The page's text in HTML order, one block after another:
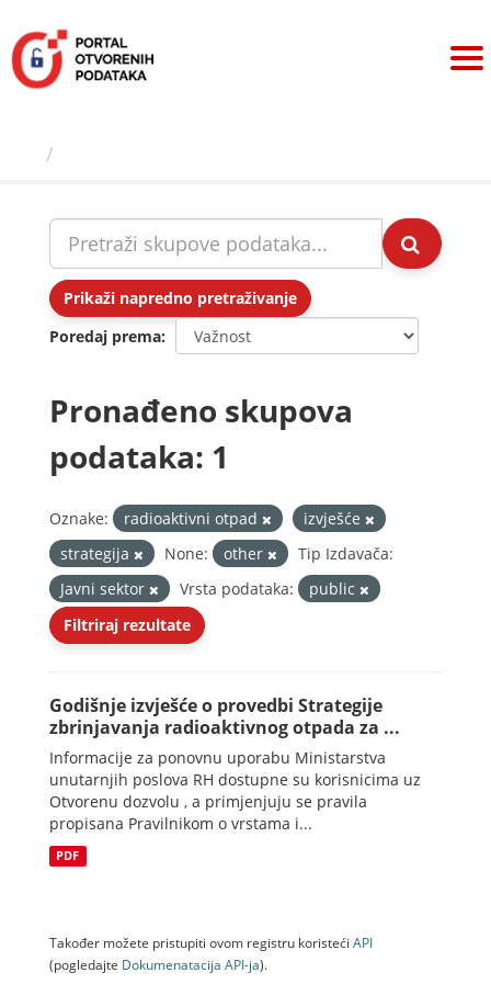
sadržaj
Prikaži napredno pretraživanje
Poredaj prema
Pronađeno skupova
podataka: 1
Oznake: radioaktivni otpad
izvješće
strategija
None: other
Tip Izdavača:
Javni sektor
Vrsta podataka:
public
Filtriraj rezultate
Godišnje izvješće o provedbi Strategije
zbrinjavanja radioaktivnog otpada za ...
Informacije za ponovnu uporabu Ministarstva
unutarnjih poslova RH dostupne su korisnicima uz
Otvorenu dozvolu , a primjenjuju se pravila
propisana Pravilnikom o vrstama i...
PDF
Također možete pristupiti ovom registru koristeći API
(pogledajte Dokumenаtаcijа API-jа).